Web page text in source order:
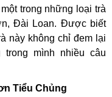
một trong những loại trà
Đài Loan. Được biết
này không chỉ đem lại
mình nhiều câu
Tiểu Chủng